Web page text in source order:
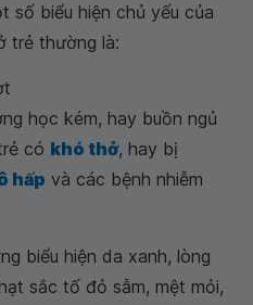
số biểu hiện chủ yếu của
trẻ thường là:
học kém, hay buồn ngủ
có khó thở, hay bị
hấp và các bệnh nhiễm
biểu hiện da xanh, lòng
sắc tố đỏ sẫm, mệt mỏi,